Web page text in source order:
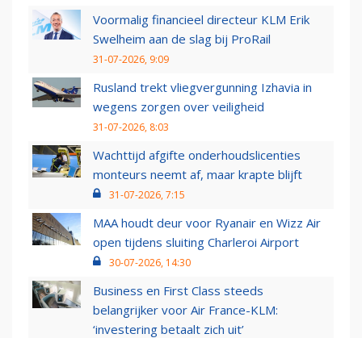
Voormalig financieel directeur KLM Erik
Swelheim aan de slag bij ProRail
31-07-2026, 9:09
Rusland trekt vliegvergunning Izhavia in
wegens zorgen over veiligheid
31-07-2026, 8:03
Wachttijd afgifte onderhoudslicenties
monteurs neemt af, maar krapte blijft
31-07-2026, 7:15
MAA houdt deur voor Ryanair en Wizz Air
open tijdens sluiting Charleroi Airport
30-07-2026, 14:30
Business en First Class steeds
belangrijker voor Air France-KLM:
‘investering betaalt zich uit’